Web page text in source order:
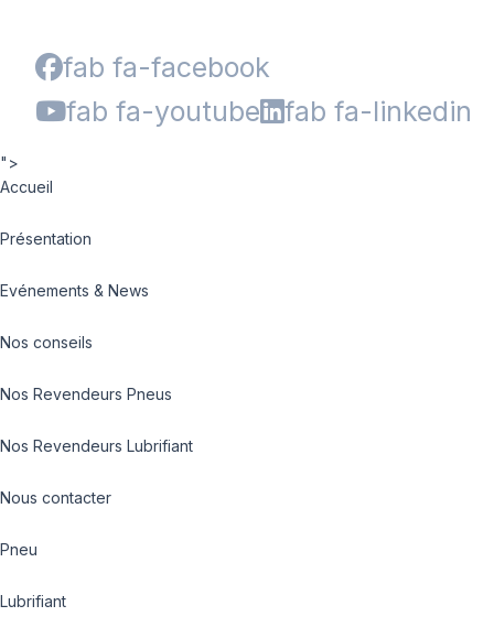
fab fa-facebook
fab fa-youtube
fab fa-linkedin
">
Accueil
Présentation
Evénements & News
Nos conseils
Nos Revendeurs Pneus
Nos Revendeurs Lubrifiant
Nous contacter
Pneu
Lubrifiant